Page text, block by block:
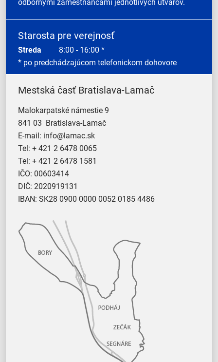
odbornými zamestnancami jednotlivých útvarov.
Starosta pre verejnosť
Streda 8:00 - 16:00 *
* po predchádzajúcom telefonickom dohovore
Mestská časť Bratislava-Lamač
Malokarpatské námestie 9
841 03 Bratislava-Lamač
E-mail: info@lamac.sk
Tel: + 421 2 6478 0065
Tel: + 421 2 6478 1581
IČO: 00603414
DIČ: 2020919131
IBAN: SK28 0900 0000 0052 0185 4486